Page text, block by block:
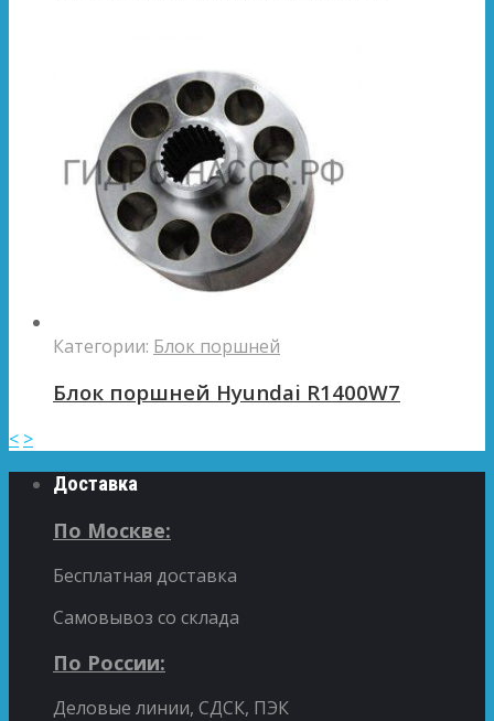
Категории: Блок поршней
Блок поршней Hyundai R1400W7
< >
Доставка
По Москве:
Бесплатная доставка
Самовывоз со склада
По России:
Деловые линии, СДСК, ПЭК